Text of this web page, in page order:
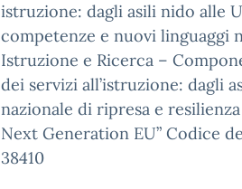
istruzione: dagli asili nido alle
competenze e nuovi linguaggi
Istruzione e Ricerca –
dei servizi all’istruzione: dagli
nazionale di ripresa e
Next Generation EU” Codice
38410